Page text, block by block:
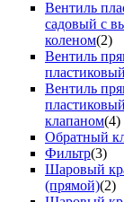
Вентиль
садовый с
коленом(2)
Вентиль
пластиковый
Вентиль
клапаном(4)
Обратный
Фильтр(3)
Шаровый
(прямой)(2)